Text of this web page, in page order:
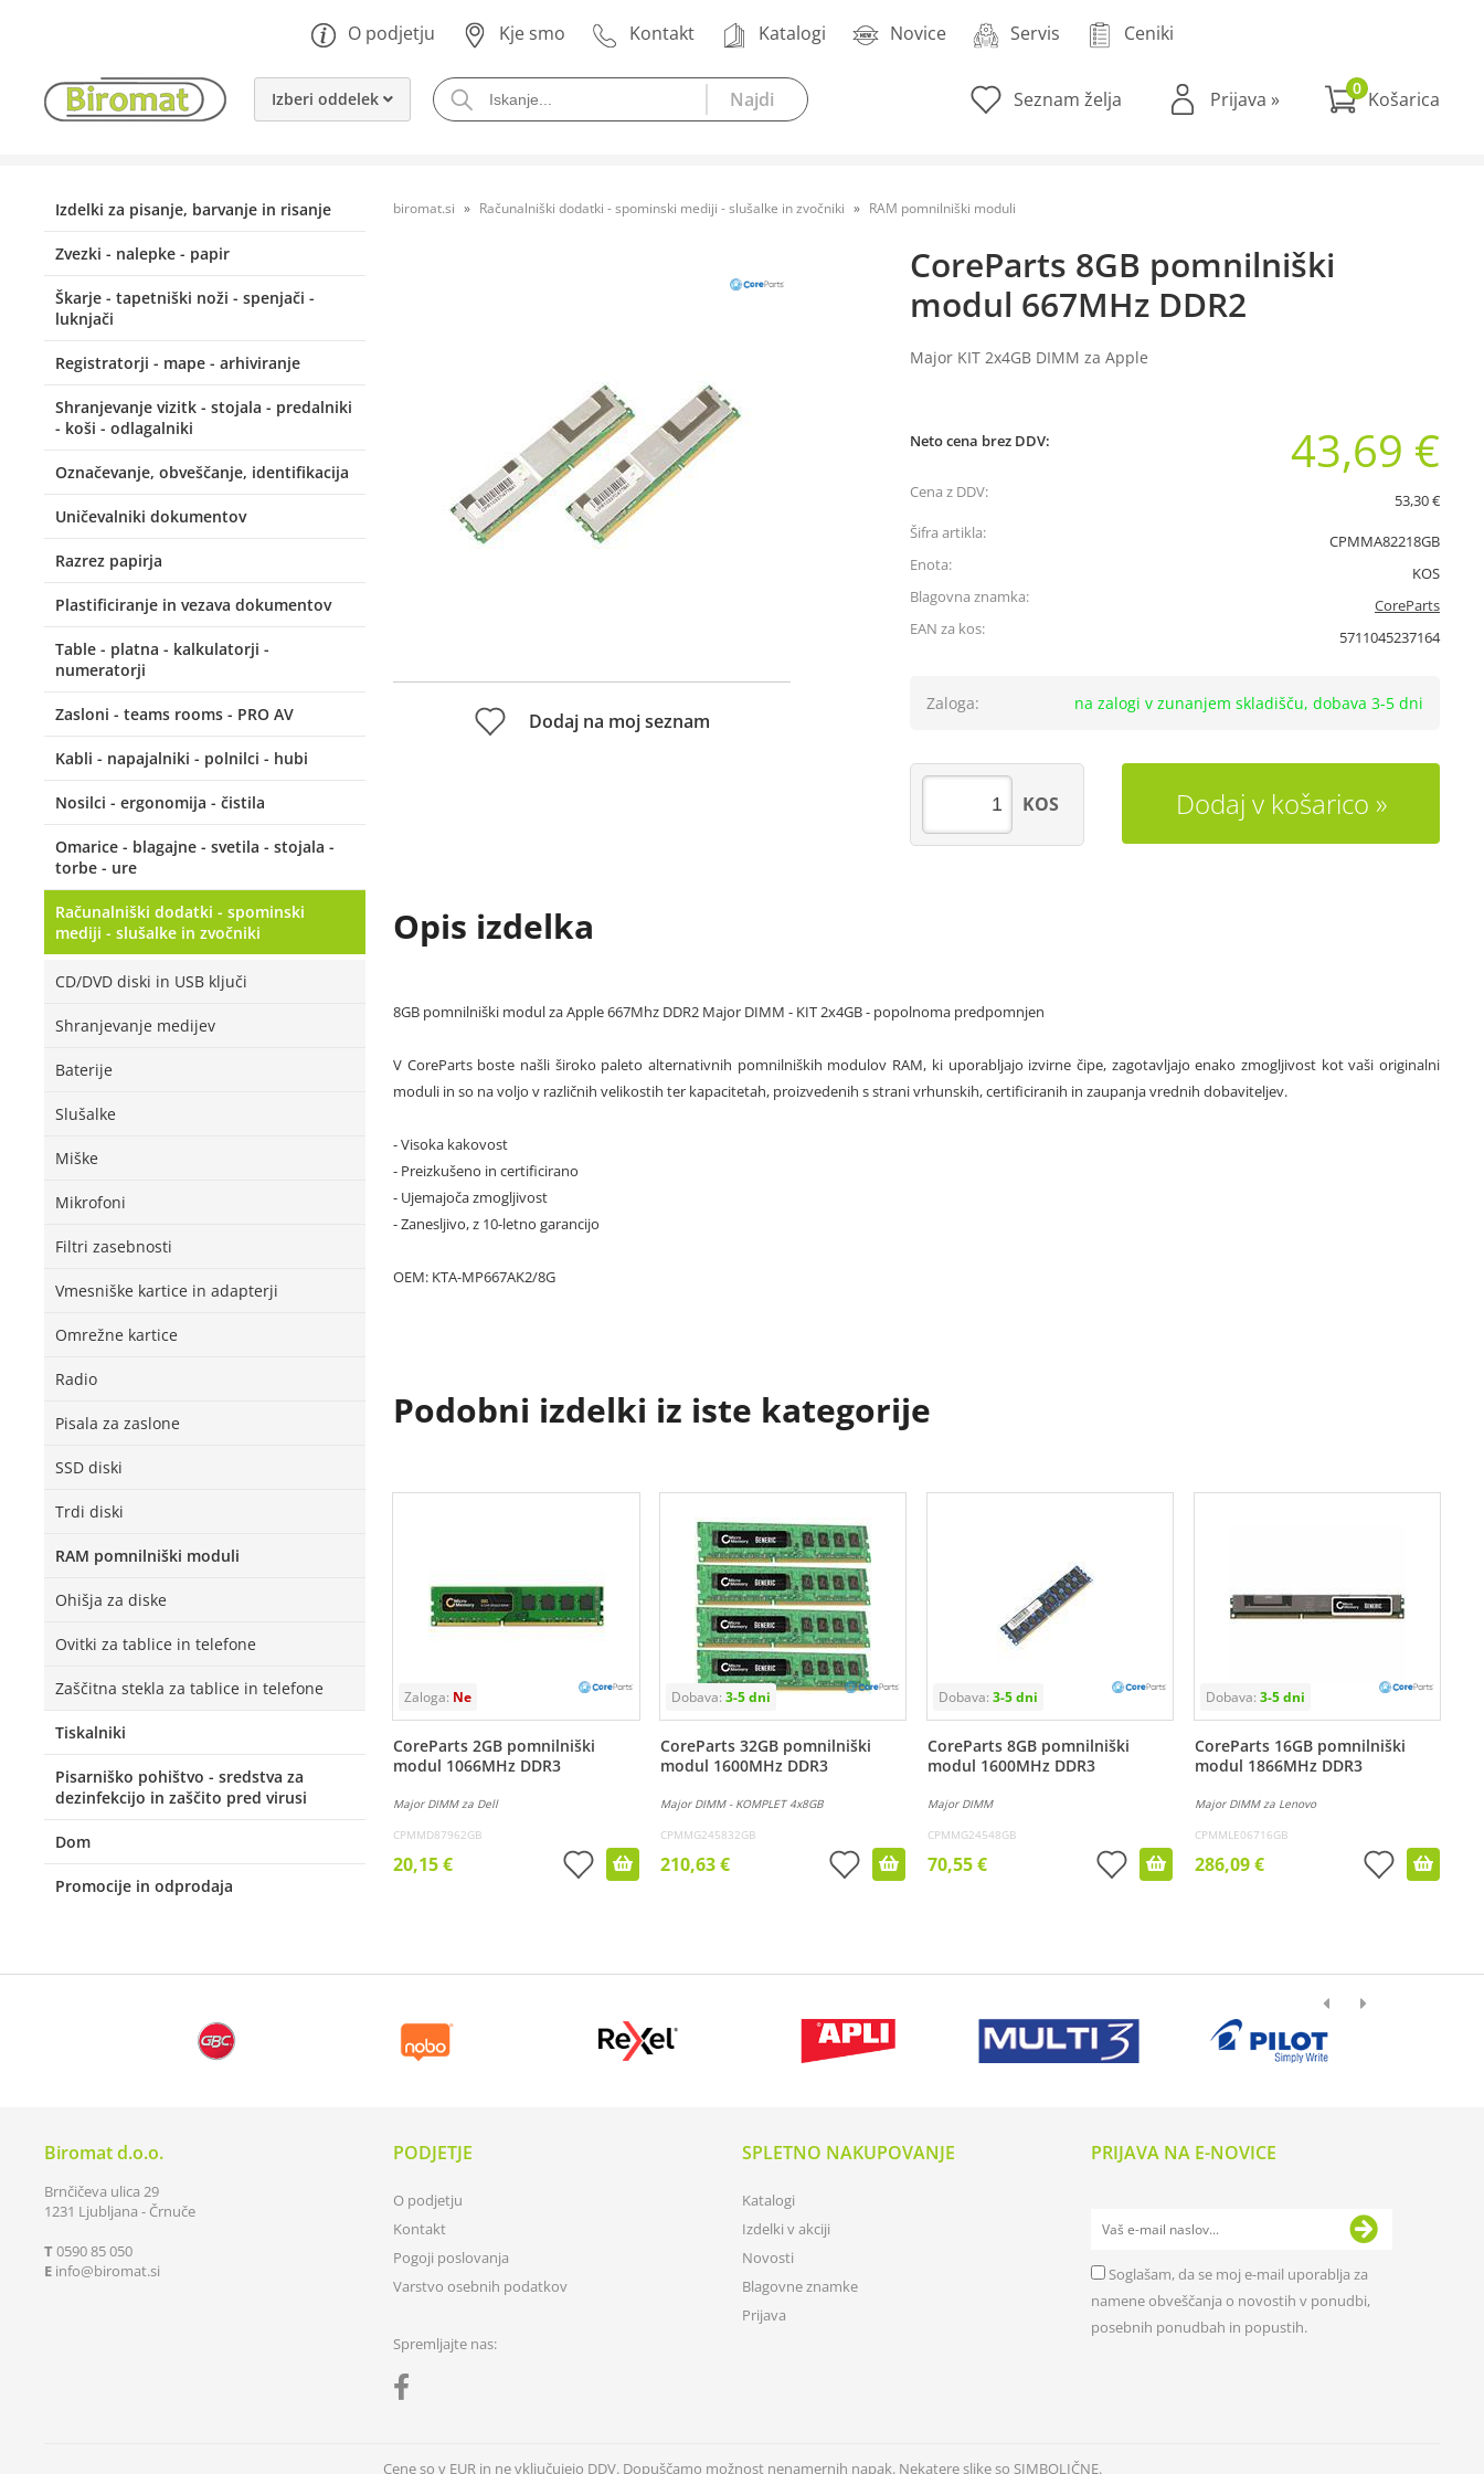
O podjetju Kje smo Kontakt Katalogi Novice Servis Ceniki
Izberi oddelek Seznam želja Prijava » 0
Izdelki za pisanje, barvanje in risanje
Zvezki - nalepke - papir
Škarje - tapetniški noži - spenjači -
luknjači
Registratorji - mape - arhiviranje
Shranjevanje vizitk - stojala - predalniki
- koši - odlagalniki
Označevanje, obveščanje, identifikacija
Uničevalniki dokumentov
Razrez papirja
Plastificiranje in vezava dokumentov
Table - platna - kalkulatorji -
numeratorji
Zasloni - teams rooms - PRO AV
Kabli - napajalniki - polnilci - hubi
Nosilci - ergonomija - čistila
Omarice - blagajne - svetila - stojala -
torbe - ure
Računalniški dodatki - spominski
mediji - slušalke in zvočniki
CD/DVD diski in USB ključi
Shranjevanje medijev
Baterije
Slušalke
Miške
Mikrofoni
Filtri zasebnosti
Vmesniške kartice in adapterji
Omrežne kartice
Radio
Pisala za zaslone
SSD diski
Trdi diski
RAM pomnilniški moduli
Ohišja za diske
Ovitki za tablice in telefone
Zaščitna stekla za tablice in telefone
Tiskalniki
Pisarniško pohištvo - sredstva za
dezinfekcijo in zaščito pred virusi
Dom
Promocije in odprodaja
biromat.si Računalniški dodatki - spominski mediji - slušalke in zvočniki RAM pomnilniški moduli
CoreParts 8GB pomnilniški
modul 667MHz DDR2
Major KIT 2x4GB DIMM za Apple
Dodaj na moj seznam
Neto cena brez DDV: 43,69 €
Cena z DDV:
53,30 €
Šifra artikla:
CPMMA82218GB
Enota:
KOS
Blagovna znamka:
CoreParts
EAN za kos:
5711045237164
Zaloga: na zalogi v zunanjem skladišču, dobava 3-5 dni
Dodaj v košarico
KOS
Opis izdelka
8GB pomnilniški modul za Apple 667Mhz DDR2 Major DIMM - KIT 2x4GB - popolnoma predpomnjen
V CoreParts boste našli široko paleto alternativnih pomnilniških modulov RAM, ki uporabljajo izvirne čipe, zagotavljajo enako zmogljivost kot vaši originalni
moduli in so na voljo v različnih velikostih ter kapacitetah, proizvedenih s strani vrhunskih, certificiranih in zaupanja vrednih dobaviteljev.
- Visoka kakovost
- Preizkušeno in certificirano
- Ujemajoča zmogljivost
- Zanesljivo, z 10-letno garancijo
OEM: KTA-MP667AK2/8G
Podobni izdelki iz iste kategorije
CoreParts 2GB pomnilniški
modul 1066MHz DDR3
Major DIMM za Dell
CPMMD87962GB
20,15 €
CoreParts 32GB pomnilniški
modul 1600MHz DDR3
Major DIMM - KOMPLET 4x8GB
CPMMG245832GB
210,63 €
CoreParts 8GB pomnilniški
modul 1600MHz DDR3
Major DIMM
CPMMG24548GB
70,55 €
CoreParts 16GB pomnilniški
modul 1866MHz DDR3
Major DIMM za Lenovo
CPMMLE06716GB
286,09 €
Biromat d.o.o.
Brnčičeva ulica 29
1231 Ljubljana - Črnuče
T0590 85 050
E info biromat.si
PODJETJE
O podjetju
Kontakt
Pogoji poslovanja
Varstvo osebnih podatkov
Spremljajte nas:
SPLETNO NAKUPOVANJE
Katalogi
Izdelki v akciji
Novosti
Blagovne znamke
Prijava
PRIJAVA NA E-NOVICE
Soglašam, da se moj e-mail uporablja za
namene obveščanja o novostih v ponudbi,
posebnih ponudbah in popustih.
Cene so v EUR in ne vključujejo DDV. Dopuščamo možnost nenamernih napak. Nekatere slike so SIMBOLIČNE.